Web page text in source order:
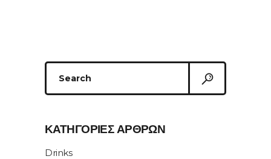
Search
ΚΑΤΗΓΟΡΊΕΣ ΆΡΘΡΩΝ
Drinks